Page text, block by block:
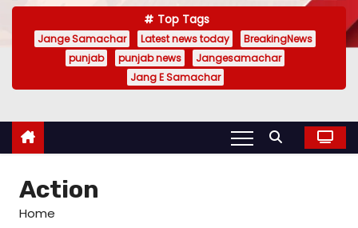
Top Tags
Jange Samachar Latest news today
BreakingNews
punjab
punjab news
Jangesamachar
Jang E Samachar
Action
Home